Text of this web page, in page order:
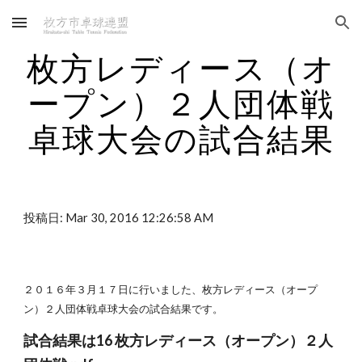
Skip to main content Skip to navigation
枚方レディース（オ
ープン）２人団体戦
卓球大会の試合結果
投稿日: Mar 30, 2016 12:26:58 AM
２０１６年３月１７日に行いました、枚方レディース（オープ
ン）２人団体戦卓球大会の試合結果です。
試合結果は16 枚方レディース（オープン）２人